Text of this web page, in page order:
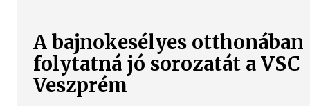
A bajnokesélyes otthonában
folytatná jó sorozatát a VSC
Veszprém